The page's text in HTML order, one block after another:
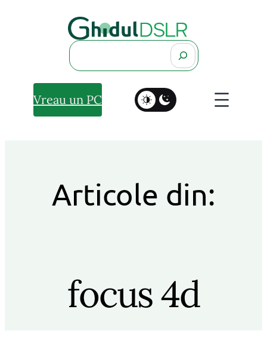
Search
Vreau un PC
Articole din:
focus 4d